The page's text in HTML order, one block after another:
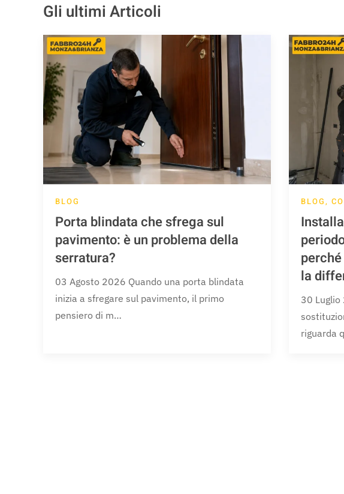
Gli ultimi Articoli
BLOG
Porta blindata che sfrega sul
pavimento: è un problema della
serratura?
03 Agosto 2026 Quando una porta blindata
inizia a sfregare sul pavimento, il primo
pensiero di m…
BLOG,
la
30 Luglio
riguarda